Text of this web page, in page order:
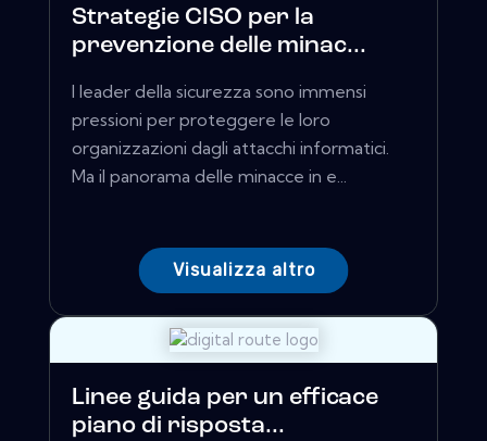
Strategie CISO per la
prevenzione delle minac...
I leader della sicurezza sono immensi
pressioni per proteggere le loro
organizzazioni dagli attacchi informatici.
Ma il panorama delle minacce in e...
Visualizza altro
Linee guida per un efficace
piano di risposta...